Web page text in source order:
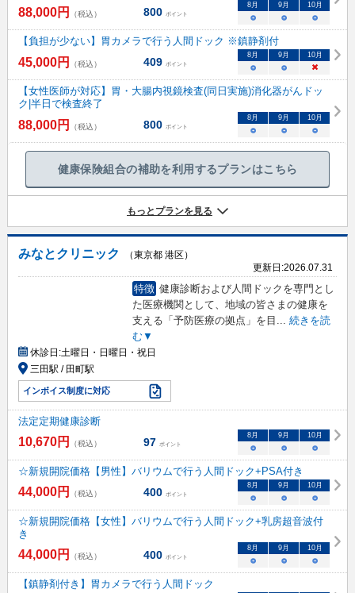
88,000円 （税込） 800 ポイント
8月 9月 10月
○ ○ ○
【負担が少ない】胃カメラで行う人間ドック ※鎮静剤付
45,000円 （税込） 409 ポイント
8月 9月 10月
○ ○ ×
【女性医師が対応】胃・大腸内視鏡検査(同日実施)消化器がんドッ
ク|半日で検査終了
88,000円 （税込） 800 ポイント
8月 9月 10月
○ ○ ○
健康保険組合の補助を利用するプランはこちら
もっとプランを見る
みなとクリニック
（東京都 港区）
更新日:2026.07.31
特徴 健康診断および人間ドックを専門とし
た医療機関として、地域の皆さまの健康を
支える「予防医療の拠点」を目
続きを読
む▼
休診日:土曜日・日曜日・祝日
三田駅 / 田町駅
インボイス制度に対応
法定定期健康診断
10,670円 （税込） 97 ポイント
8 月 9 月 10月
○ ○ ○
☆新規開院価格【男性】バリウムで行う人間ドック+PSA付き
44,000円 （税込） 400 ポイント
8 月 9 月 10月
○ ○ ○
☆新規開院価格【女性】バリウムで行う人間ドック+乳房超音波付
き
44,000円 （税込） 400 ポイント
8 月 9 月 10月
○ ○ ○
【鎮静剤付き】胃カメラで行う人間ドック